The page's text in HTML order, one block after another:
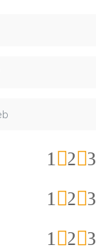
3
2
1
3
2
1
3
2
1